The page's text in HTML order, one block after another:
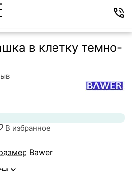
в клетку темно-
В избранное
Bawer
Контакты